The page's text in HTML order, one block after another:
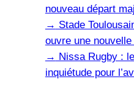
nouveau départ
→ Stade
ouvre une nouvelle
→ Nissa Rugby :
inquiétude pour